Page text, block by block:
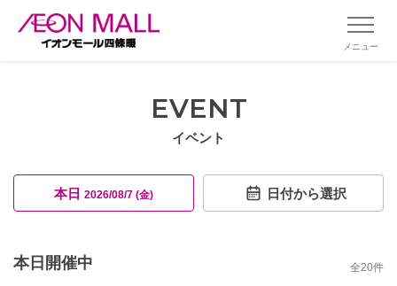
メニュー
EVENT
イベント
本日 2026/08/7 (金) 日付から選択
本日開催中 全20件